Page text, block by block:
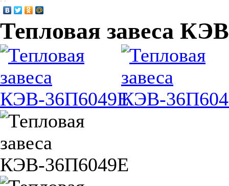
Тепловая завеса